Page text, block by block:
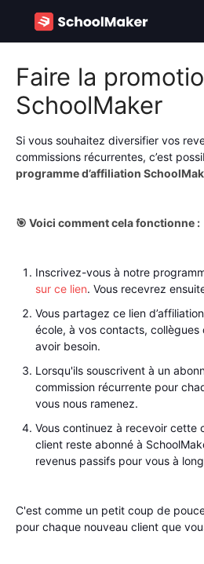
SchoolMaker -
Contact
Faire la
SchoolMaker
Si vous souhaitez diversifier vos
commissions récurrentes, c’est
programme d’affiliation
🎯 Voici comment cela fonctionne :
Inscrivez-vous à notre
sur ce lien. Vous recevrez
Vous partagez ce lien
école, à vos contacts, collègues
avoir besoin.
Lorsqu'ils souscrivent à un
commission récurrente pour
vous nous ramenez.
Vous continuez à recevoir cette
client reste abonné à
revenus passifs pour vous à
C'est comme un petit coup de
pour chaque nouveau client que